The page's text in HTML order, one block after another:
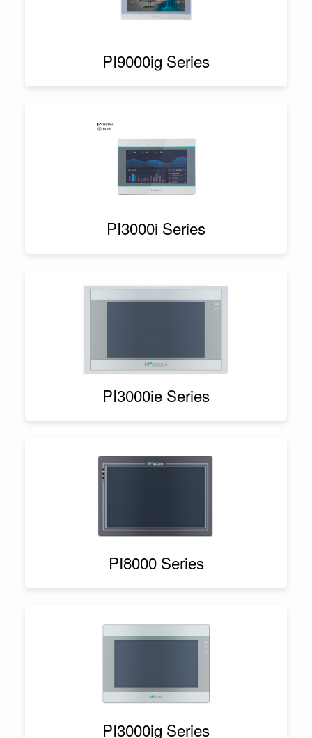
PI9000ig Series
PI3000i Series
PI3000ie Series
PI8000 Series
PI3000ig Series